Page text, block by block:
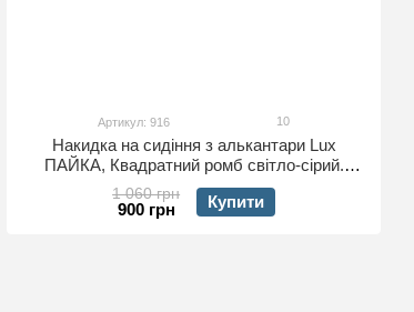
Артикул: 916 10
Накидка на сидіння з алькантари Lux
ПАЙКА, Квадратний ромб світло-сірий.
Преміум+. 1 передня
1 060 грн
900 грн Купити